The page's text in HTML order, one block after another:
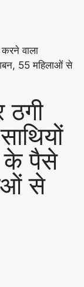
वाला
55 महिलाओं से
के पैसे
से